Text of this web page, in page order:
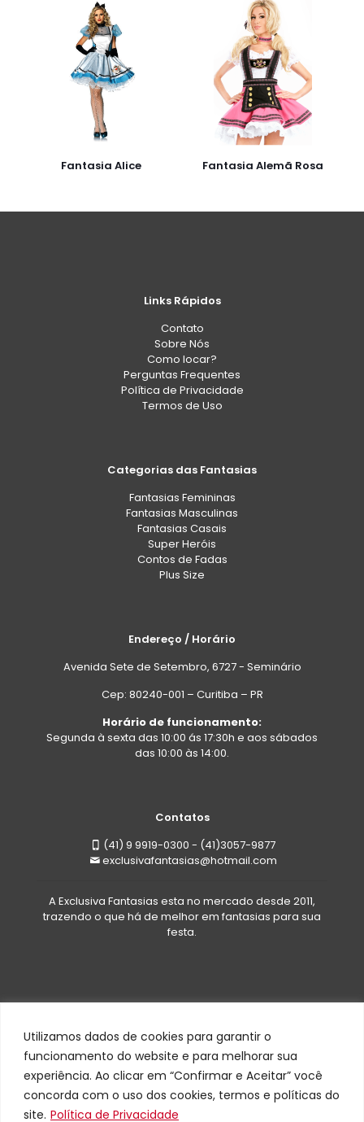
Utilizamos dados de cookies para garantir o
funcionamento do website e para melhorar sua
experiência. Ao clicar em “Confirmar e Aceitar” você
concorda com o uso dos cookies, termos e políticas do
site. Política de Privacidade
Fantasia Alice Fantasia Alemã Rosa
Links Rápidos
Contato
Sobre Nós
Como locar?
Perguntas Frequentes
Política de Privacidade
Termos de Uso
Categorias das Fantasias
Fantasias Femininas
Fantasias Masculinas
Fantasias Casais
Super Heróis
Contos de Fadas
Plus Size
Endereço / Horário
Avenida Sete de Setembro, 6727 - Seminário
Cep: 80240-001 – Curitiba – PR
Horário de funcionamento:
Segunda à sexta das 10:00 ás 17:30h e aos sábados
das 10:00 às 14:00.
Contatos
(41) 9 9919-0300 - (41)3057-9877
exclusivafantasias@hotmail.com
A Exclusiva Fantasias esta no mercado desde 2011,
trazendo o que há de melhor em fantasias para sua
festa.
Todos os direitos reservados a Exclusiva Fantasias©
Site desenvolvido por